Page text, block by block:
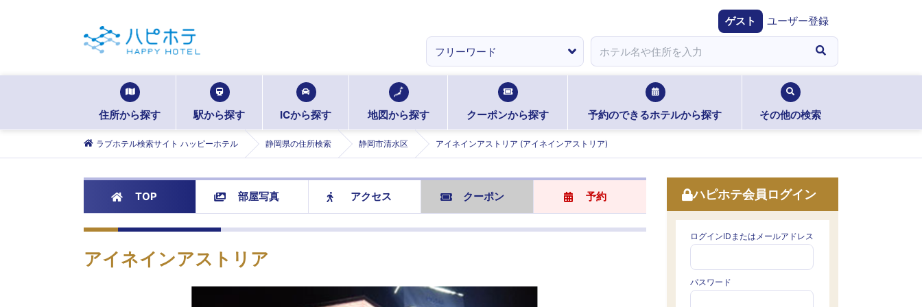
ゲスト ユーザー登録
住所から探す 駅から探す ICから探す 地図から探す クーポンから探す 予約のできるホテルから探す その他の検索
ラブホテル検索サイト ハッピーホテル 静岡県の住所検索 静岡市清水区 アイネインアストリア (アイネインアストリア)
TOP 部屋写真 アクセス クーポン 予約
アイネインアストリア
ハピホテ会員ログイン
ログインIDまたはメールアドレス
パスワード